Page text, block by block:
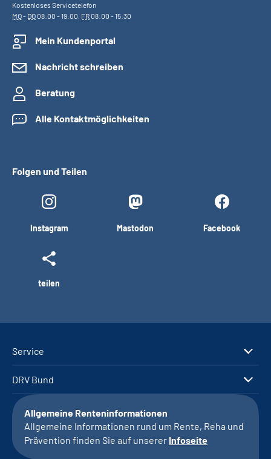
Kostenloses Servicetelefon
MO- DO08:00 - 19:00, FR08:00 - 15:30
Mein Kundenportal
Nachricht schreiben
Beratung
Alle Kontaktmöglichkeiten
Folgen und Teilen
Instagram Mastodon Facebook
teilen
Service
DRV Bund
Allgemeine Renteninformationen
Allgemeine Informationen rund um Rente, Reha und
Prävention finden Sie auf unserer Infoseite